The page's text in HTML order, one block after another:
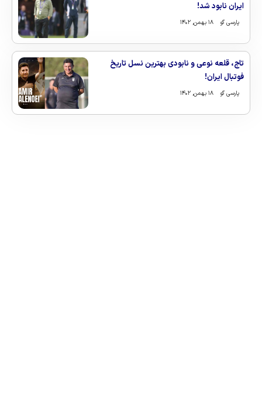
ایران نابود شد!
پارسی گو ۱۸ بهمن, ۱۴۰۲
تاج، قلعه نوعی و نابودی بهترین نسل تاریخ
فوتبال ایران!
پارسی گو ۱۸ بهمن, ۱۴۰۲